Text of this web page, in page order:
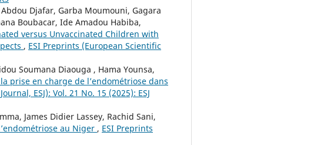
Djafar, Garba Moumouni, Gagara
Boubacar, Ide Amadou Habiba,
versus Unvaccinated Children with
, ESI Preprints (European Scientific
Soumana Diaouga , Hama Younsa,
prise en charge de l’endométriose dans
ESJ): Vol. 21 No. 15 (2025): ESJ
James Didier Lassey, Rachid Sani,
au Niger , ESI Preprints